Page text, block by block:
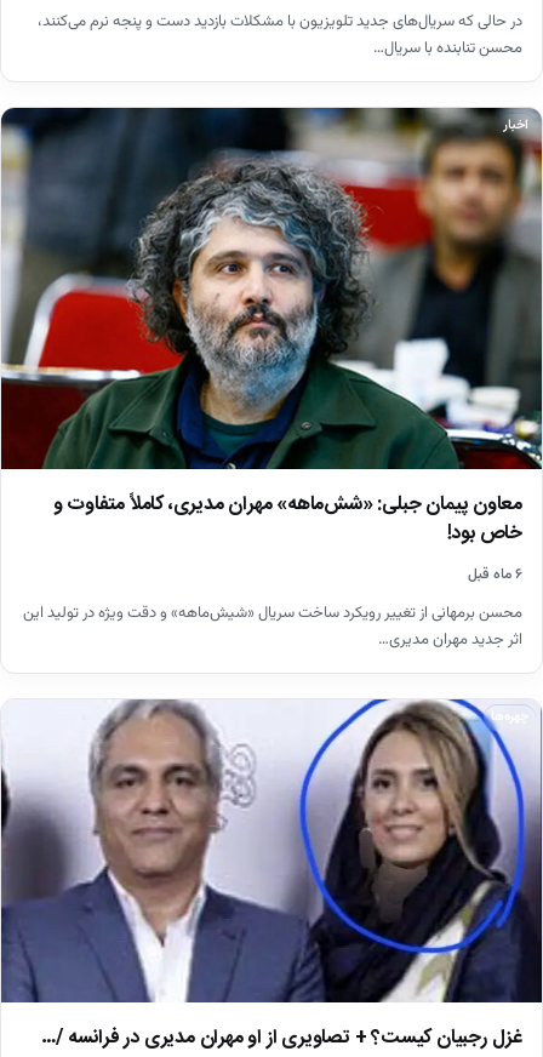
در حالی که سریال‌های جدید تلویزیون با مشکلات بازدید دست و پنجه نرم می‌کنند،
محسن تنابنده با سریال…
اخبار
معاون پیمان جبلی: «شش‌ماهه» مهران مدیری، کاملاً متفاوت و
خاص بود!
۶ ماه قبل
محسن برمهانی از تغییر رویکرد ساخت سریال «شیش‌ماهه» و دقت ویژه در تولید این
اثر جدید مهران مدیری…
چهره‌ها
غزل رجبیان کیست؟ + تصاویری از او مهران مدیری در فرانسه /…